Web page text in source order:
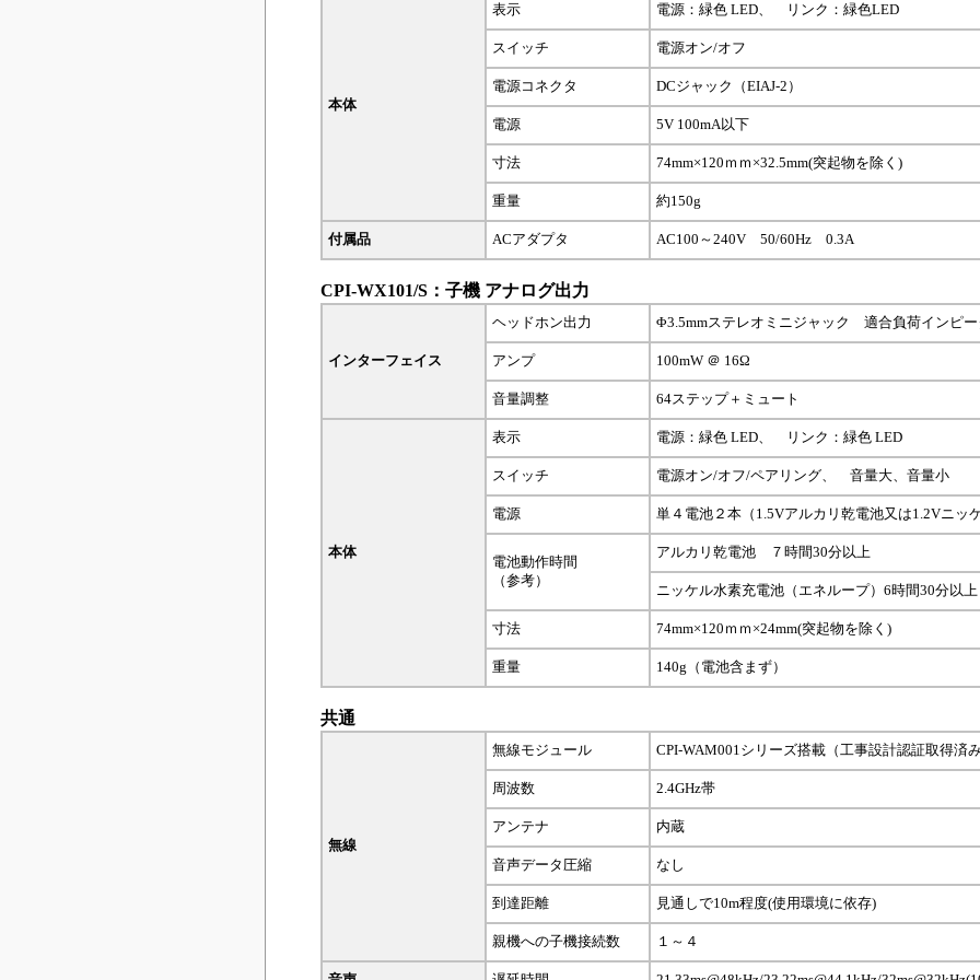
本体
表示 電源：緑色 LED、 リンク：緑色LED
スイッチ 電源オン/オフ
電源コネクタ DCジャック（EIAJ-2）
電源 5V 100mA以下
寸法 74mm×120ｍｍ×32.5mm(突起物を除く)
重量 約150g
付属品 ACアダプタ AC100～240V 50/60Hz 0.3A
CPI-WX101/S：子機 アナログ出力
インターフェイス
ヘッドホン出力 Φ3.5mmステレオミニジャック 適合負荷インピ
アンプ 100mW ＠ 16Ω
音量調整 64ステップ＋ミュート
本体
表示 電源：緑色 LED、 リンク：緑色 LED
スイッチ 電源オン/オフ/ペアリング、 音量大、音量小
電源 単４電池２本（1.5Vアルカリ乾電池又は1.2Vニッ
電池動作時間
（参考）
アルカリ乾電池 ７時間30分以上
ニッケル水素充電池（エネループ）6時間30分以上
寸法 74mm×120ｍｍ×24mm(突起物を除く)
重量 140g（電池含まず）
共通
無線
無線モジュール CPI-WAM001シリーズ搭載（工事設計認証取得済み
周波数 2.4GHz帯
アンテナ 内蔵
音声データ圧縮 なし
到達距離 見通しで10m程度(使用環境に依存)
親機への子機接続数 １～４